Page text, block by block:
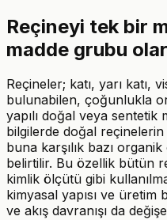
Reçineyi tek bir
madde grubu
Reçineler; katı, yarı katı,
bulunabilen, çoğunlukla
yapılı doğal veya
bilgilerde doğal
buna karşılık bazı
belirtilir. Bu özellik bütün
kimlik ölçütü gibi
kimyasal yapısı ve üretim
ve akış davranışı da